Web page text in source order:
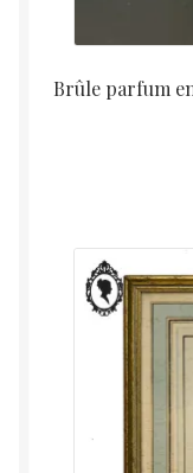
Brûle parfum